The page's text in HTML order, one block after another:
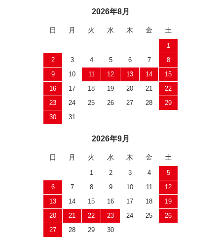
2026年8月
日 月 火 水 木 金 土
1
2
3 4 5 6 7
8
9
10 11 12 13 14
15
16
17 18 19 20 21
22
23
24 25 26 27 28
29
30
31
2026年9月
日 月 火 水 木 金 土
1 2 3 4
5
6
7 8 9 10 11
12
13
14 15 16 17 18
19
20
21 22 23 24 25
26
27
28 29 30